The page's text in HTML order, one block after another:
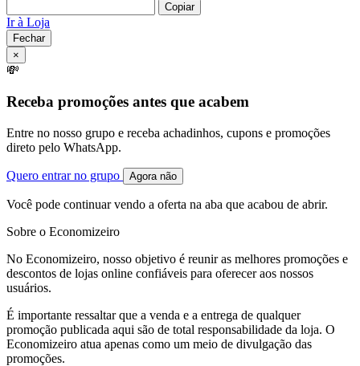
Copiar
Ir à Loja
Fechar
×
💸
Receba promoções antes que acabem
Entre no nosso grupo e receba achadinhos, cupons e promoções
direto pelo WhatsApp.
Quero entrar no grupo Agora não
Você pode continuar vendo a oferta na aba que acabou de abrir.
Sobre o Economizeiro
No Economizeiro, nosso objetivo é reunir as melhores promoções e
descontos de lojas online confiáveis para oferecer aos nossos
usuários.
É importante ressaltar que a venda e a entrega de qualquer
promoção publicada aqui são de total responsabilidade da loja. O
Economizeiro atua apenas como um meio de divulgação das
promoções.